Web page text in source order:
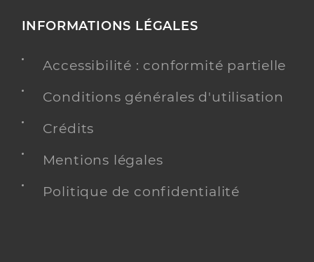
INFORMATIONS LÉGALES
Accessibilité : conformité partielle
Conditions générales d'utilisation
Crédits
Mentions légales
Politique de confidentialité